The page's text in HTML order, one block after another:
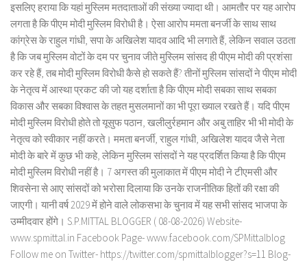
इसलिए हराया कि यहां मुस्लिम मतदाताओं की संख्या ज्यादा थी। आमतौर पर यह आरोप
लगता है कि पीएम मोदी मुस्लिम विरोधी है। ऐसा आरोप ममता बनर्जी के साथ साथ
कांग्रेस के राहुल गांधी, सपा के अखिलेश यादव आदि भी लगाते हैं, लेकिन सवाल उठता
है कि जब मुस्लिम वोटों के दम पर चुनाव जीते मुस्लिम सांसद ही पीएम मोदी की प्रशंसा
कर रहे हैं, तब मोदी मुस्लिम विरोधी कैसे हो सकते हैं? तीनों मुस्लिम सांसदों ने पीएम मोदी
के नेतृत्व में आस्था प्रकट की जो यह दर्शाता है कि पीएम मोदी सबका साथ सबका
विकास और सबका विश्वास के तहत मुसलमानों का भी पूरा ख्याल रखते हैं। यदि पीएम
मोदी मुस्लिम विरोधी होते तो यूसुफ पठान, खलीलुर्रहमान और अबु ताहिर भी भी मोदी के
नेतृत्व को स्वीकार नहीं करते। ममता बनर्जी, राहुल गांधी, अखिलेश यादव जैसे नेता
मोदी के बारे में कुछ भी कहे, लेकिन मुस्लिम सांसदों ने यह प्रदर्शित किया है कि पीएम
मोदी मुस्लिम विरोधी नहीं है। 7 अगस्त की मुलाकात में पीएम मोदी ने टीएमसी और
शिवसेना से आए सांसदों को भरोसा दिलाया कि उनके राजनीतिक हितों की रक्षा की
जाएगी। यानी वर्ष 2029 में होने वाले लोकसभा के चुनाव में यह सभी सांसद भाजपा के
उम्मीदवार होंगे। S.P.MITTAL BLOGGER ( 08-08-2026) Website-
www.spmittal.in Facebook Page- www.facebook.com/SPMittalblog
Follow me on Twitter- https://twitter.com/spmittalblogger?s=11 Blog-